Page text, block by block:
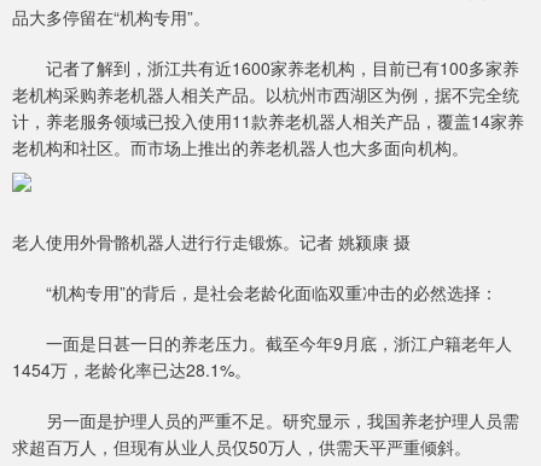
品大多停留在“机构专用”。
记者了解到，浙江共有近1600家养老机构，目前已有100多家养
老机构采购养老机器人相关产品。以杭州市西湖区为例，据不完全统
计，养老服务领域已投入使用11款养老机器人相关产品，覆盖14家养
老机构和社区。而市场上推出的养老机器人也大多面向机构。
老人使用外骨骼机器人进行行走锻炼。记者 姚颍康 摄
“机构专用”的背后，是社会老龄化面临双重冲击的必然选择：
一面是日甚一日的养老压力。截至今年9月底，浙江户籍老年人
1454万，老龄化率已达28.1%。
另一面是护理人员的严重不足。研究显示，我国养老护理人员需
求超百万人，但现有从业人员仅50万人，供需天平严重倾斜。